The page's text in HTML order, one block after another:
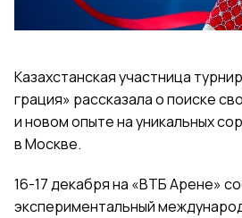
Казахстанская участница
грация» рассказала о поиске
и новом опыте на уникальных
в Москве.
16-17 декабря на «ВТБ Арене»
экспериментальный